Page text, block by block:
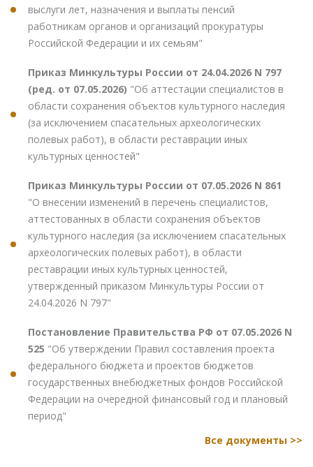
выслуги лет, назначения и выплаты пенсий
работникам органов и организаций прокуратуры
Российской Федерации и их семьям"
Приказ Минкультуры России от 24.04.2026 N 797
(ред. от 07.05.2026) "Об аттестации специалистов в
области сохранения объектов культурного наследия
(за исключением спасательных археологических
полевых работ), в области реставрации иных
культурных ценностей"
Приказ Минкультуры России от 07.05.2026 N 861
"О внесении изменений в перечень специалистов,
аттестованных в области сохранения объектов
культурного наследия (за исключением спасательных
археологических полевых работ), в области
реставрации иных культурных ценностей,
утвержденный приказом Минкультуры России от
24.04.2026 N 797"
Постановление Правительства РФ от 07.05.2026 N
525 "Об утверждении Правил составления проекта
федерального бюджета и проектов бюджетов
государственных внебюджетных фондов Российской
Федерации на очередной финансовый год и плановый
период"
Все документы >>